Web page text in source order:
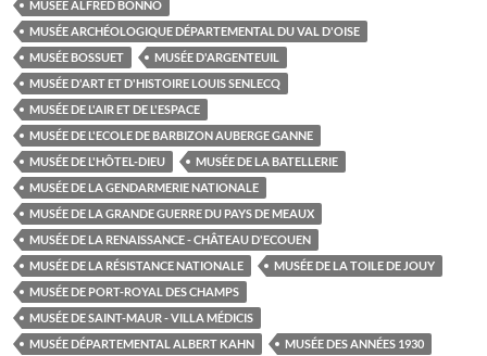
MUSÉE ALFRED BONNO
MUSÉE ARCHÉOLOGIQUE DÉPARTEMENTAL DU VAL D'OISE
MUSÉE BOSSUET
MUSÉE D'ARGENTEUIL
MUSÉE D'ART ET D'HISTOIRE LOUIS SENLECQ
MUSÉE DE L'AIR ET DE L'ESPACE
MUSÉE DE L'ECOLE DE BARBIZON AUBERGE GANNE
MUSÉE DE L'HÔTEL-DIEU
MUSÉE DE LA BATELLERIE
MUSÉE DE LA GENDARMERIE NATIONALE
MUSÉE DE LA GRANDE GUERRE DU PAYS DE MEAUX
MUSÉE DE LA RENAISSANCE - CHÂTEAU D'ECOUEN
MUSÉE DE LA RÉSISTANCE NATIONALE
MUSÉE DE LA TOILE DE JOUY
MUSÉE DE PORT-ROYAL DES CHAMPS
MUSÉE DE SAINT-MAUR - VILLA MÉDICIS
MUSÉE DÉPARTEMENTAL ALBERT KAHN
MUSÉE DES ANNÉES 1930